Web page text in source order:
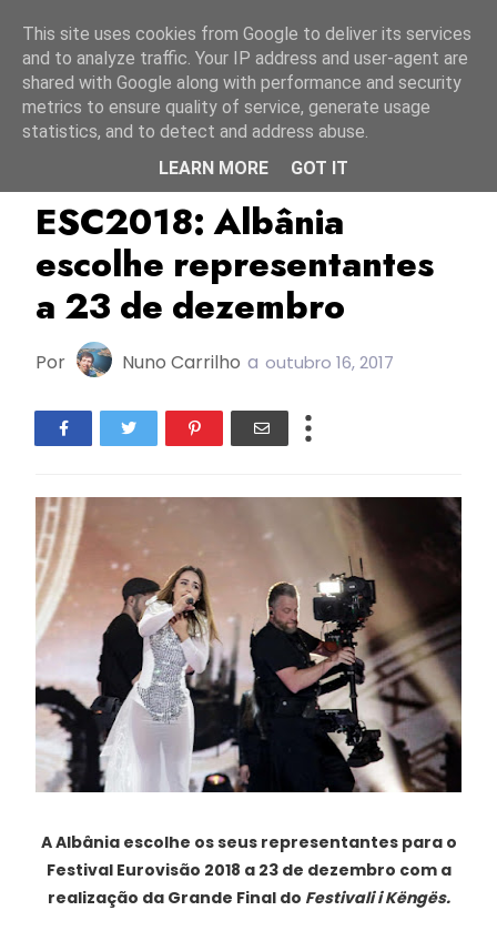
ESC2018 Festivali I Kengës
ESC2018: Albânia
escolhe representantes
a 23 de dezembro
Por Nuno Carrilho a outubro 16, 2017
A Albânia escolhe os seus representantes para o
Festival Eurovisão 2018 a 23 de dezembro com a
realização da Grande Final do Festivali i Këngës.
This site uses cookies from Google to deliver its services
and to analyze traffic. Your IP address and user-agent are
shared with Google along with performance and security
metrics to ensure quality of service, generate usage
statistics, and to detect and address abuse.
LEARN MORE
GOT IT